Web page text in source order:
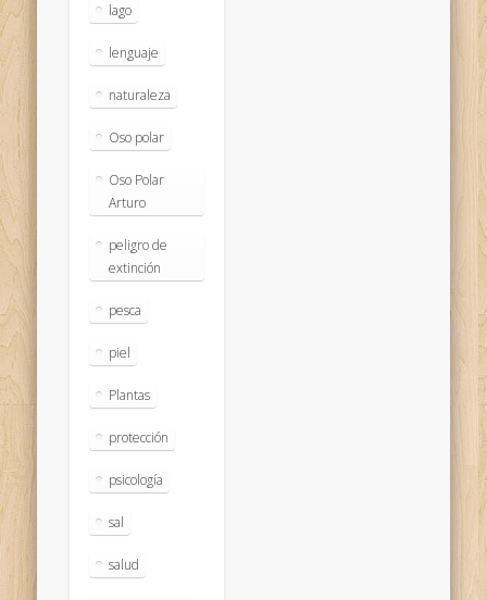
lago
lenguaje
naturaleza
Oso polar
Oso Polar
Arturo
peligro de
extinción
pesca
piel
Plantas
protección
psicología
sal
salud